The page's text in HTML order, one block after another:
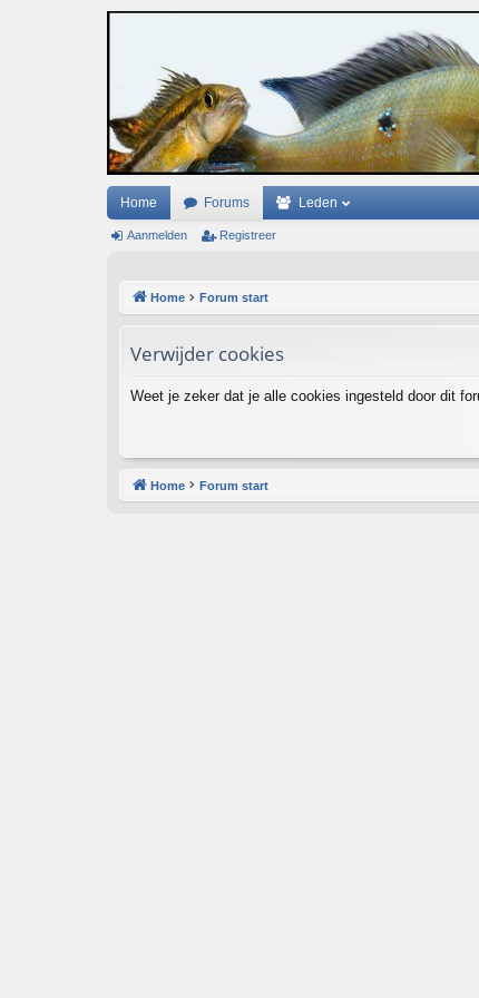
Home Forums Leden
Aanmelden Registreer
Home Forum start
Verwijder cookies
Weet je zeker dat je alle cookies ingesteld door dit
Home Forum start